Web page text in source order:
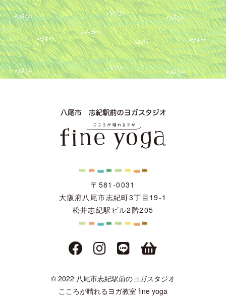
〒581-0031
大阪府八尾市志紀町3丁目19-1
松井志紀駅ビル2階205
© 2022 八尾市志紀駅前のヨガスタジオ
こころが晴れるヨガ教室 fine yoga